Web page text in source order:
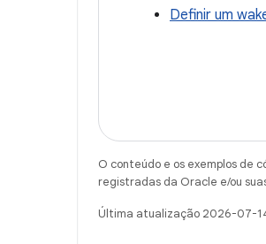
Definir um
O conteúdo e os exemplos de
registradas da Oracle e/ou
Última atualização 2026-07-